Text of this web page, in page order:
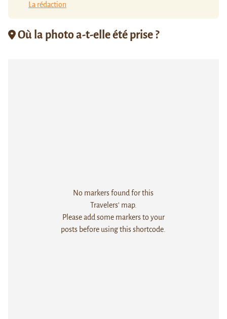
La rédaction
Où la photo a-t-elle été prise ?
No markers found for this
Travelers' map.
Please add some markers to your
posts before using this shortcode.